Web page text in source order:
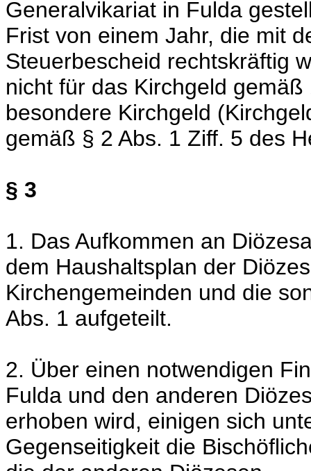
Generalvikariat in Fulda
Frist von einem Jahr, die mit
Steuerbescheid rechtskräftig
nicht für das Kirchgeld
besondere Kirchgeld
gemäß § 2 Abs. 1 Ziff. 5 des
§ 3
1. Das Aufkommen an
dem Haushaltsplan der
Kirchengemeinden und die
Abs. 1 aufgeteilt.
2. Über einen notwendigen
Fulda und den anderen
erhoben wird, einigen sich
Gegenseitigkeit die